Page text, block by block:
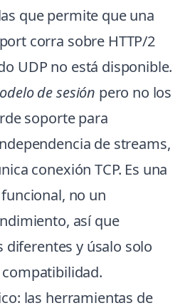
que permite que una
corra sobre HTTP/2
UDP no está disponible.
de sesión pero no los
soporte para
de streams,
conexión TCP. Es una
no un
así que
diferentes y úsalo solo
las herramientas de